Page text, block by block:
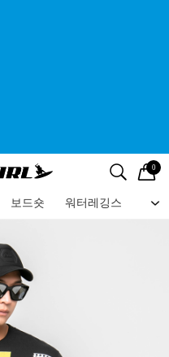
검색
0
보드숏 워터레깅스 비
메뉴